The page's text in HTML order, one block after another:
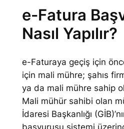
e-Fatura
Nasıl Yapılır?
e-Faturaya geçiş için
için mali mühre; şahıs
ya da mali mühre sahip
Mali mühür sahibi olan
İdaresi Başkanlığı
başvurusu sistemi